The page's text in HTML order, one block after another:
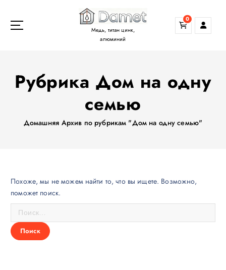
Медь, титан цинк,
алюминий
0
Рубрика Дом на одну
семью
Домашняя Архив по рубрикам "Дом на одну семью"
Похоже, мы не можем найти то, что вы ищете. Возможно,
поможет поиск.
а
й